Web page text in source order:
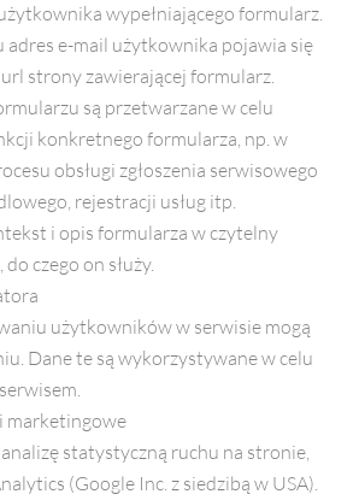
wypełniającego formularz.
e-mail użytkownika pojawia się
strony zawierającej formularz.
są przetwarzane w celu
konkretnego formularza, np. w
obsługi zgłoszenia serwisowego
rejestracji usług itp.
i opis formularza w czytelny
czego on służy.
użytkowników w serwisie mogą
Dane te są wykorzystywane w celu
marketingowe
statystyczną ruchu na stronie,
(Google Inc. z siedzibą w USA).